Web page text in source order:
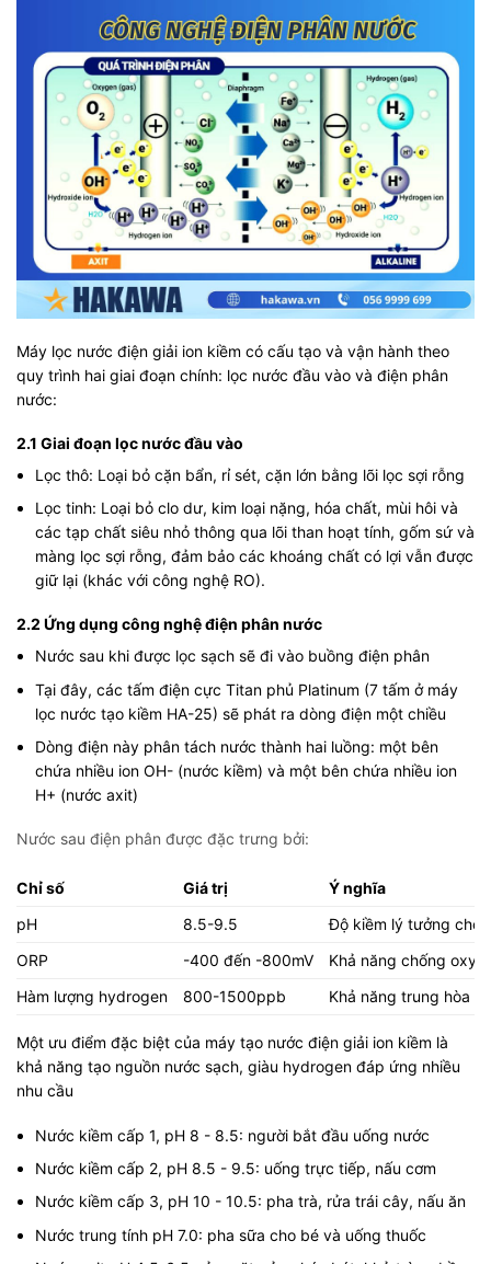
Máy lọc nước điện giải ion kiềm có cấu tạo và vận hành theo
quy trình hai giai đoạn chính: lọc nước đầu vào và điện phân
nước:
2.1 Giai đoạn lọc nước đầu vào
Lọc thô: Loại bỏ cặn bẩn, rỉ sét, cặn lớn bằng lõi lọc sợi rỗng
Lọc tinh: Loại bỏ clo dư, kim loại nặng, hóa chất, mùi hôi và
các tạp chất siêu nhỏ thông qua lõi than hoạt tính, gốm sứ và
màng lọc sợi rỗng, đảm bảo các khoáng chất có lợi vẫn được
giữ lại (khác với công nghệ RO).
2.2 Ứng dụng công nghệ điện phân nước
Nước sau khi được lọc sạch sẽ đi vào buồng điện phân
Tại đây, các tấm điện cực Titan phủ Platinum (7 tấm ở máy
lọc nước tạo kiềm HA-25) sẽ phát ra dòng điện một chiều
Dòng điện này phân tách nước thành hai luồng: một bên
chứa nhiều ion OH- (nước kiềm) và một bên chứa nhiều ion
H+ (nước axit)
Nước sau điện phân được đặc trưng bởi:
Chỉ số Giá trị
Ý nghĩa
pH
8.5-9.5
Độ kiềm lý tưởng cho
ORP
-400 đến -800mV
Khả năng chống oxy
Hàm lượng hydrogen
800-1500ppb Khả năng trung hòa
Một ưu điểm đặc biệt của máy tạo nước điện giải ion kiềm là
khả năng tạo nguồn nước sạch, giàu hydrogen đáp ứng nhiều
nhu cầu
Nước kiềm cấp 1, pH 8 - 8.5: người bắt đầu uống nước
Nước kiềm cấp 2, pH 8.5 - 9.5: uống trực tiếp, nấu cơm
Nước kiềm cấp 3, pH 10 - 10.5: pha trà, rửa trái cây, nấu ăn
Nước trung tính pH 7.0: pha sữa cho bé và uống thuốc